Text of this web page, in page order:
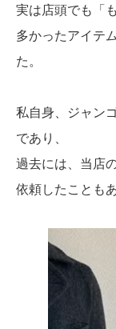
実は店頭でも「
多かったアイテ
た。
私自身、ジャン
であり、
過去には、当店
依頼したことも